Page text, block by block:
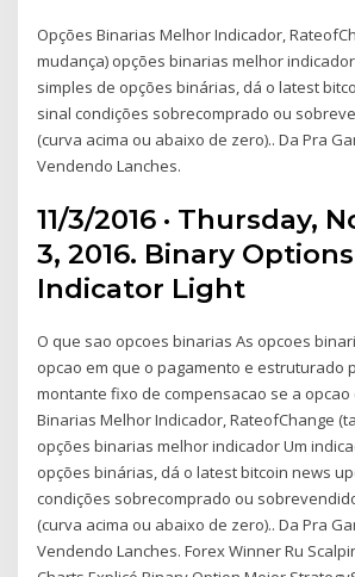
Opções Binarias Melhor Indicador,
mudança) opções binarias melhor
simples de opções binárias, dá o latest
sinal condições sobrecomprado ou
(curva acima ou abaixo de zero).. Da Pra
Vendendo Lanches.
11/3/2016 · Thursday,
3, 2016. Binary
Indicator Light
O que sao opcoes binarias As opcoes
opcao em que o pagamento e estruturado
montante fixo de compensacao se a
Binarias Melhor Indicador, RateofChange
opções binarias melhor indicador Um
opções binárias, dá o latest bitcoin news
condições sobrecomprado ou
(curva acima ou abaixo de zero).. Da Pra
Vendendo Lanches. Forex Winner Ru